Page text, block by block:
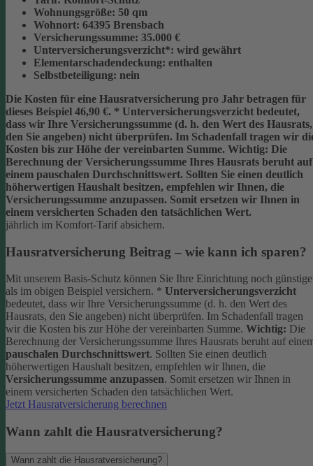
Wohnungsgröße: 50 qm
Wohnort: 64395 Brensbach
Versicherungssumme: 35.000 €
Unterversicherungsverzicht*: wird gewährt
Elementarschadendeckung: enthalten
Selbstbeteiligung: nein
Die Kosten für eine Hausratversicherung pro Jahr betragen für
dieses Beispiel 46,90 €. * Unterversicherungsverzicht bedeutet,
dass wir Ihre Versicherungssumme (d. h. den Wert des Hausrats,
den Sie angeben) nicht überprüfen. Im Schadenfall tragen wir
Kosten bis zur Höhe der vereinbarten Summe. Wichtig: Die
Berechnung der Versicherungssumme Ihres Hausrats beruht auf
einem pauschalen Durchschnittswert. Sollten Sie einen deutlich
höherwertigen Haushalt besitzen, empfehlen wir Ihnen, die
Versicherungssumme anzupassen. Somit ersetzen wir Ihnen in
einem versicherten Schaden den tatsächlichen Wert.
jährlich im Komfort-Tarif absichern.
Hausratversicherung Beitrag – wie kann ich sparen?
Mit unserem Basis-Schutz können Sie Ihre Einrichtung noch
als im obigen Beispiel versichern. * Unterversicherungsverzicht
bedeutet, dass wir Ihre Versicherungssumme (d. h. den Wert des
Hausrats, den Sie angeben) nicht überprüfen. Im Schadenfall tragen
wir die Kosten bis zur Höhe der vereinbarten Summe. Wichtig: Die
Berechnung der Versicherungssumme Ihres Hausrats beruht auf
pauschalen Durchschnittswert. Sollten Sie einen deutlich
höherwertigen Haushalt besitzen, empfehlen wir Ihnen, die
Versicherungssumme anzupassen. Somit ersetzen wir Ihnen in
einem versicherten Schaden den tatsächlichen Wert.
Jetzt Hausratversicherung berechnen
Wann zahlt die Hausratversicherung?
Wann zahlt die Hausratversicherung?